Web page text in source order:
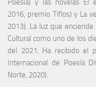
Poesía) y las novelas El
2016, premio Tiflos) y La
2013). La luz que
Cultural como uno de los
del 2021. Ha recibido el
Internacional de Poesía
Norte, 2020).